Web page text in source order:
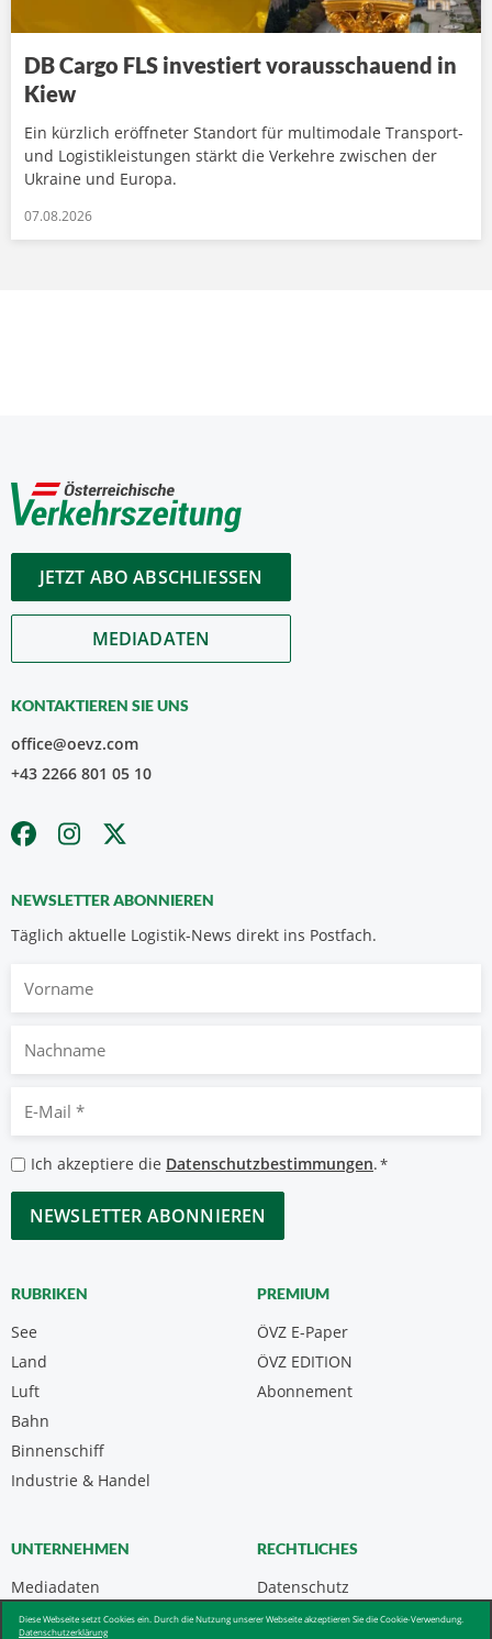
Diese Webseite setzt Cookies ein. Durch die Nutzung unserer Webseite akzeptieren Sie die Cookie-Verwendung.
Datenschutzerklärung
DB Cargo FLS investiert vorausschauend in
Kiew
Ein kürzlich eröffneter Standort für multimodale Transport-
und Logistikleistungen stärkt die Verkehre zwischen der
Ukraine und Europa.
07.08.2026
JETZT ABO ABSCHLIESSEN
MEDIADATEN
KONTAKTIEREN SIE UNS
office@oevz.com
+43 2266 801 05 10
NEWSLETTER ABONNIEREN
Täglich aktuelle Logistik-News direkt ins Postfach.
Nachname
Mail
*
Datenschutzbestimmungen
*
Ich akzeptiere die Datenschutzbestimmungen.*
CAPTCHA
RUBRIKEN
See
Land
Luft
Bahn
Binnenschiff
Industrie & Handel
PREMIUM
ÖVZ E-Paper
Abonnement
ÖVZ EDITION
UNTERNEHMEN
Mediadaten
Kontakt
RECHTLICHES
Datenschutz
Impressum